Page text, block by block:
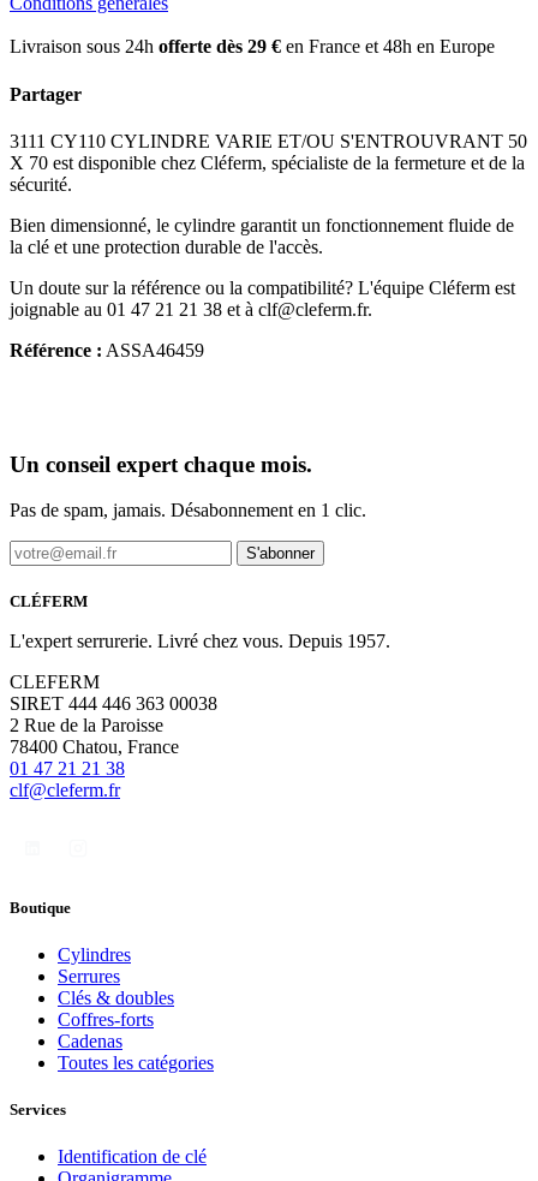
Livraison sous 24h offerte dès 29 € en France et 48h en Europe
Partager
3111 CY110 CYLINDRE VARIE ET/OU S'ENTROUVRANT 50
X 70 est disponible chez Cléferm, spécialiste de la fermeture et de la
sécurité.
Bien dimensionné, le cylindre garantit un fonctionnement fluide de
la clé et une protection durable de l'accès.
Un doute sur la référence ou la compatibilité? L'équipe Cléferm est
joignable au 01 47 21 21 38 et à clf@cleferm.fr.
Référence : ASSA46459
Un conseil expert chaque mois.
Pas de spam, jamais. Désabonnement en 1 clic.
S'abonner
CLÉFERM
L'expert serrurerie. Livré chez vous. Depuis 1957.
CLEFERM
SIRET 444 446 363 00038
2 Rue de la Paroisse
78400 Chatou, France
01 47 21 21 38
clf@cleferm.fr
Boutique
Cylindres
Serrures
Clés & doubles
Coffres-forts
Cadenas
Toutes les catégories
Services
Identification de clé